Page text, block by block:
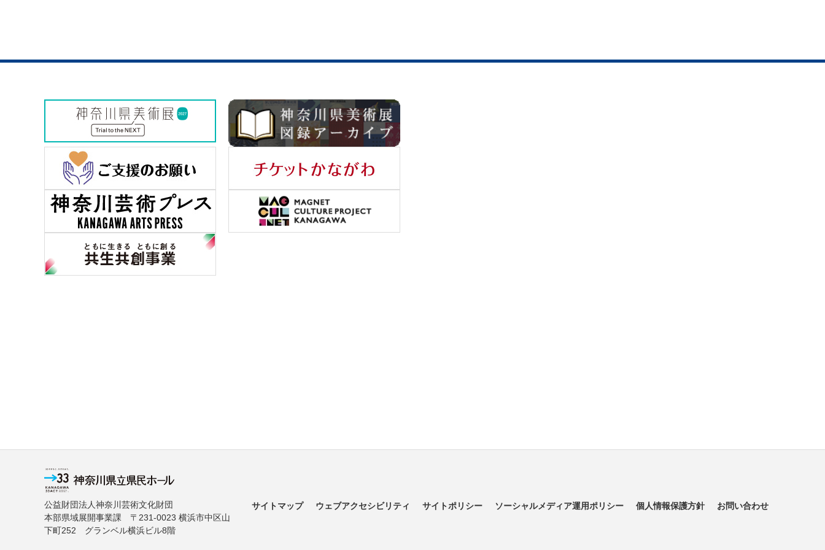
公益財団法人神奈川芸術文化財団
本部県域展開事業課 〒231-0023 横浜市中区山
下町252 グランベル横浜ビル8階
サイトマップ ウェブアクセシビリティ サイトポリシー ソーシャルメディア運用ポリシー 個人情報保護方針 お問い合わせ